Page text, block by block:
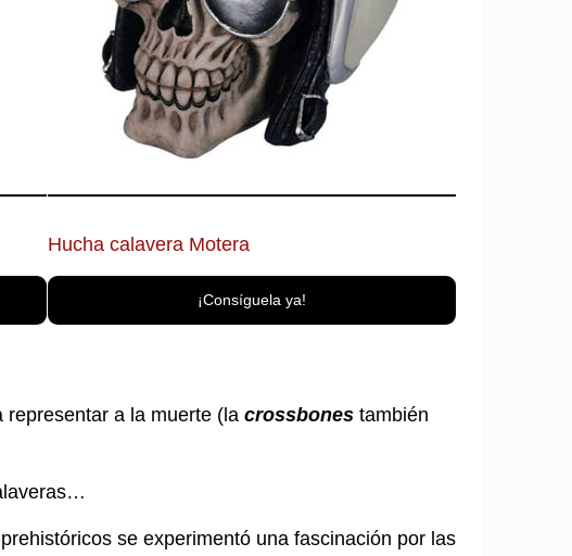
Hucha calavera Motera
¡Consíguela ya!
a la muerte (la crossbones también
se experimentó una fascinación por las